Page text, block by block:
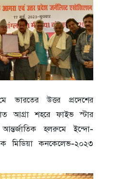
ভারতের উত্তর প্রদেশের
আগ্রা শহরে ফাইভ স্টার
হলরুমে ইন্দো-
মিডিয়া কনকেলেভ-২০২৩